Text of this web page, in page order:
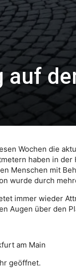
auf
Wochen die
haben in
Menschen mit
wurde durch
immer wieder
Augen über den
am Main
geöffnet.